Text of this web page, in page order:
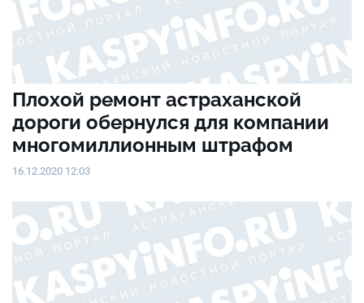
Плохой ремонт астраханской
дороги обернулся для компании
многомиллионным штрафом
16.12.2020 12:03